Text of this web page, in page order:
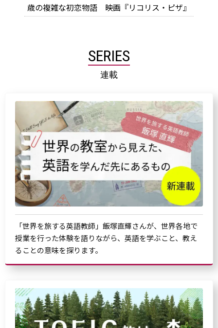
歳の複雑な初恋物語 映画『リコリス・ピザ』
SERIES
連載
「世界を旅する英語教師」飯塚直輝さんが、世界各地で
授業を行った体験を語りながら、英語を学ぶこと、教え
ることの意味を探ります。